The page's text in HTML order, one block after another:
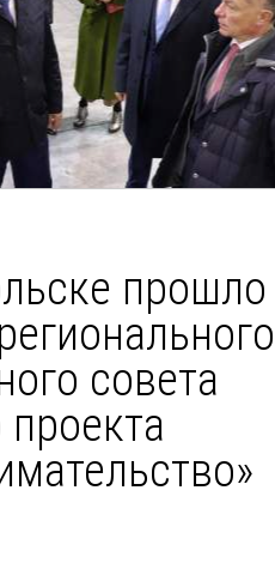
прошло
совета
проекта